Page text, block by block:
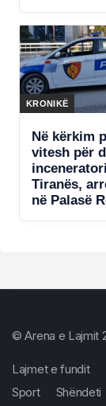
shpërthime
armatimesh
KRONIKË
Në kërkim
vitesh për
Tiranës,
në Palasë
© Arena e Lajmit
Lajmet e fundit
Sport
Shëndeti